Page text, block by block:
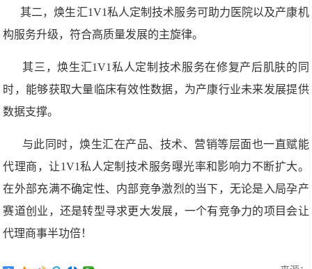
其二，焕生汇1V1私人定制技术服务可助力医院以及产康机
构服务升级，符合高质量发展的主旋律。
其三，焕生汇1V1私人定制技术服务在修复产后肌肤的同
时，能够获取大量临床有效性数据，为产康行业未来发展提供
数据支撑。
与此同时，焕生汇在产品、技术、营销等层面也一直赋能
代理商，让1V1私人定制技术服务曝光率和影响力不断扩大。
在外部充满不确定性、内部竞争激烈的当下，无论是入局孕产
赛道创业，还是转型寻求更大发展，一个有竞争力的项目会让
代理商事半功倍！